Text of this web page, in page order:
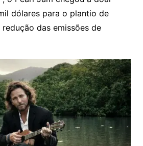
dólares para o plantio de
das emissões de